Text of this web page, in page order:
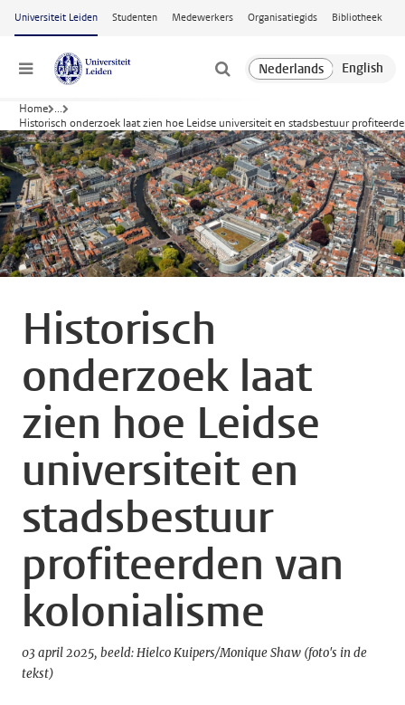
Ga naar hoofdinhoud
Universiteit Leiden Studenten Medewerkers Organisatiegids Bibliotheek
Menu
Home ...
Historisch onderzoek laat zien hoe Leidse universiteit en stadsbestuur
Historisch
onderzoek laat
zien hoe Leidse
universiteit en
stadsbestuur
profiteerden van
kolonialisme
03 april 2025 beeld: Hielco Kuipers/Monique Shaw (foto's in de
tekst)